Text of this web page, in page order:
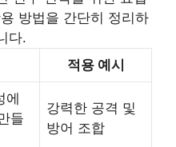
방법을 간단히 정리하
다.
적용 예시
에
들
강력한 공격 및
방어 조합